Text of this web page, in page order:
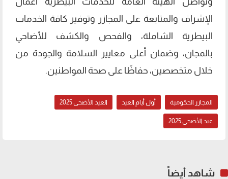
الإشراف والمتابعة على المجازر وتوفير كافة الخدمات
البيطرية الشاملة، والفحص والكشف للأضاحي
بالمجان، وضمان أعلى معايير السلامة والجودة من
خلال متخصصين، حفاظًا على صحة المواطنين.
المجازر الحكومية أول أيام العيد العيد الأضحى 2025
عيد الأضحى 2025
شاهد أيضاً